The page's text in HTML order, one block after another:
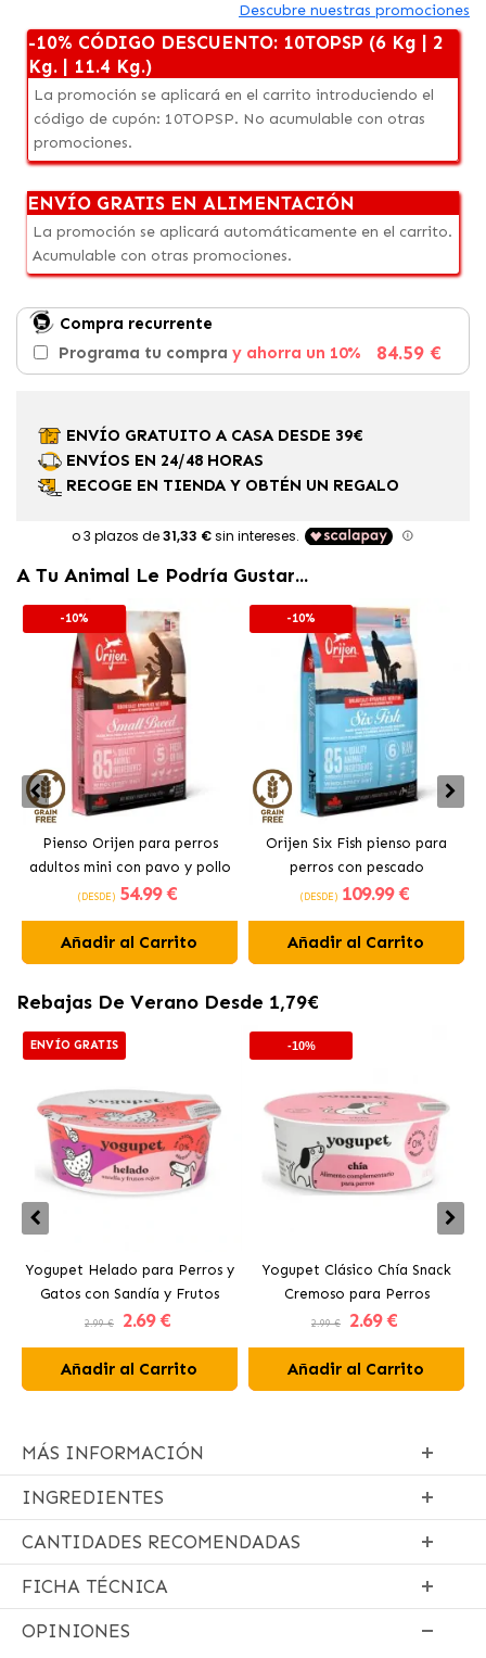
Descubre nuestras promociones
-10% CÓDIGO DESCUENTO: 10TOPSP (6 Kg | 2
Kg. | 11.4 Kg.)
La promoción se aplicará en el carrito introduciendo el
código de cupón: 10TOPSP. No acumulable con otras
promociones.
ENVÍO GRATIS EN ALIMENTACIÓN
La promoción se aplicará automáticamente en el carrito.
Acumulable con otras promociones.
Compra recurrente
Programa tu compra y ahorra un 10% 84.59 €
ENVÍO GRATUITO A CASA DESDE 39€
ENVÍOS EN 24/48 HORAS
RECOGE EN TIENDA Y OBTÉN UN REGALO
A Tu Animal Le Podría Gustar...
-10%
Pienso Orijen para perros
adultos mini con pavo y pollo
(DESDE) 54.99 €
Añadir al Carrito
-10%
Orijen Six Fish pienso para
perros con pescado
(DESDE) 109.99 €
Añadir al Carrito
Rebajas De Verano Desde 1,79€
ENVÍO GRATIS
Yogupet Helado para Perros y
Gatos con Sandía y Frutos
Rojos
2.99 € 2.69 €
Añadir al Carrito
-10%
Yogupet Clásico Chía Snack
Cremoso para Perros
2.99 € 2.69 €
Añadir al Carrito
MÁS INFORMACIÓN
INGREDIENTES
CANTIDADES RECOMENDADAS
FICHA TÉCNICA
OPINIONES